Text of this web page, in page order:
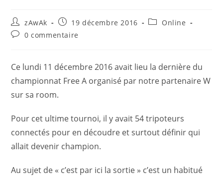
zAwAk 19 décembre 2016
Online
0 commentaire
Ce lundi 11 décembre 2016 avait lieu la dernière du
championnat Free A organisé par notre partenaire W
sur sa room.
Pour cet ultime tournoi, il y avait 54 tripoteurs
connectés pour en découdre et surtout définir qui
allait devenir champion.
Au sujet de « c’est par ici la sortie » c’est un habitué